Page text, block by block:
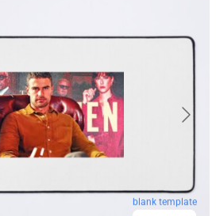
blank template